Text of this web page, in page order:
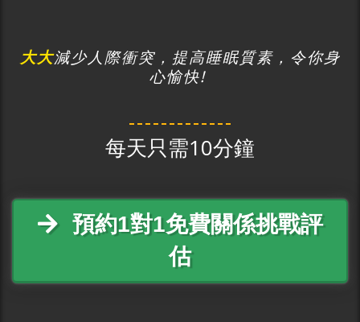
大大減少人際衝突，提高睡眠質素，令你身
心愉快!
每天只需10分鐘
預約1對1免費關係挑戰評
估